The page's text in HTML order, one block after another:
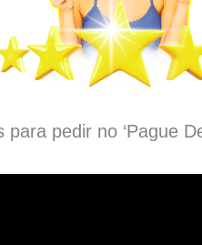
para pedir no ‘Pague